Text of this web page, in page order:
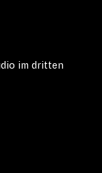
im dritten